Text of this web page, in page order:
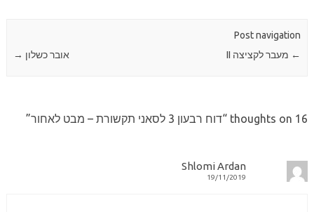
Post navigation
←מעבר לקציצה II אובר כשלון →
16 thoughts on “ דוח רבעון 3 לסאני תקשורת – מבט לאחור ”
Shlomi Ardan
19/11/2019